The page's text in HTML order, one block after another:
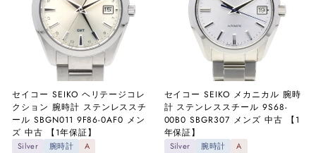
セイコー SEIKO ヘリテージコレ
クション 腕時計 ステンレススチ
ール SBGN011 9F86-0AF0 メン
ズ 中古 【1年保証】
Silver 腕時計 A
セイコー SEIKO メカニカル 腕時
計 ステンレススチール 9S68-
00B0 SBGR307 メンズ 中古 【1
年保証】
Silver 腕時計 A